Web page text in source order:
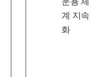
계 지속
화